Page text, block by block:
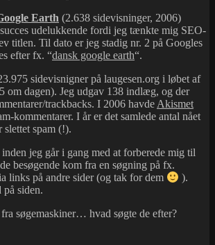
Earth (2.638 sidevisninger, 2006)
udelukkende fordi jeg tænkte mig SEO-
titlen. Til dato er jeg stadig nr. 2 på Googles
efter fx. “dansk google earth“.
sidevisnigner på laugesen.org i løbet af
om dagen). Jeg udgav 138 indlæg, og der
trackbacks. I 2006 havde Akismet
kommentarer. I år er det samlede antal nået
spam (!).
jeg går i gang med at forberede mig til
besøgende kom fra en søgning på fx.
links på andre sider (og tak for dem
).
siden.
søgemaskiner… hvad søgte de efter?